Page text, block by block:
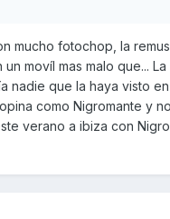
mucho fotochop, la
movíl mas malo que... La
nadie que la haya visto
como Nigromante y
verano a ibiza con